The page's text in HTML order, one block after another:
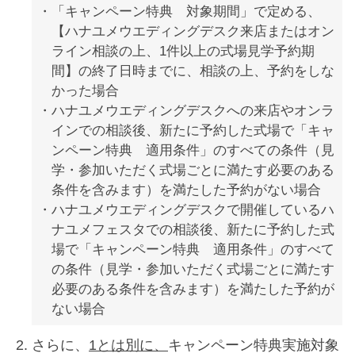
「キャンペーン特典 対象期間」で定める、
【ハナユメウエディングデスク来店またはオン
ライン相談の上、1件以上の式場見学予約期
間】の終了日時までに、相談の上、予約をしな
かった場合
ハナユメウエディングデスクへの来店やオンラ
インでの相談後、新たに予約した式場で「キャ
ンペーン特典 適用条件」のすべての条件（見
学・参加いただく式場ごとに満たす必要のある
条件を含みます）を満たした予約がない場合
ハナユメウエディングデスクで開催しているハ
ナユメフェスタでの相談後、新たに予約した式
場で「キャンペーン特典 適用条件」のすべて
の条件（見学・参加いただく式場ごとに満たす
必要のある条件を含みます）を満たした予約が
ない場合
さらに、 1とは別に、 キャンペーン特典実施対象